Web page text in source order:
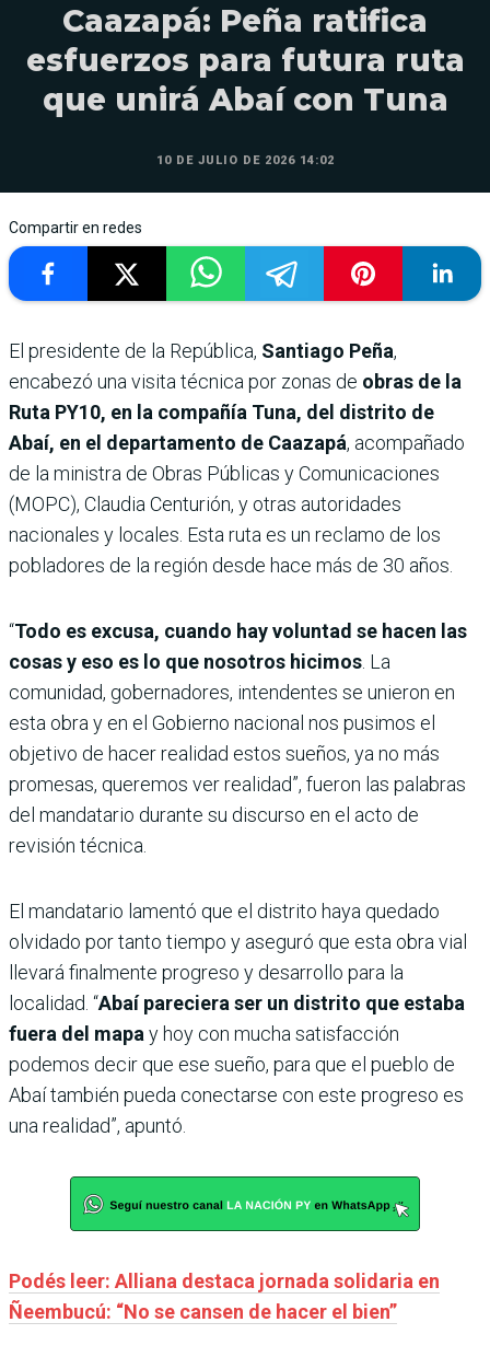
Caazapá: Peña ratifica
esfuerzos para futura ruta
que unirá Abaí con Tuna
10 DE JULIO DE 2026 14:02
Compartir en redes
El presidente de la República, Santiago Peña,
encabezó una visita técnica por zonas de obras de la
Ruta PY10, en la compañía Tuna, del distrito de
Abaí, en el departamento de Caazapá, acompañado
de la ministra de Obras Públicas y Comunicaciones
(MOPC), Claudia Centurión, y otras autoridades
nacionales y locales. Esta ruta es un reclamo de los
pobladores de la región desde hace más de 30 años.
“Todo es excusa, cuando hay voluntad se hacen las
cosas y eso es lo que nosotros hicimos . La
comunidad, gobernadores, intendentes se unieron en
esta obra y en el Gobierno nacional nos pusimos el
objetivo de hacer realidad estos sueños, ya no más
promesas, queremos ver realidad”, fueron las palabras
del mandatario durante su discurso en el acto de
revisión técnica.
El mandatario lamentó que el distrito haya quedado
olvidado por tanto tiempo y aseguró que esta obra vial
llevará finalmente progreso y desarrollo para la
localidad. “Abaí pareciera ser un distrito que estaba
fuera del mapa y hoy con mucha satisfacción
podemos decir que ese sueño, para que el pueblo de
Abaí también pueda conectarse con este progreso es
una realidad”, apuntó.
Podés leer: Alliana destaca jornada solidaria en
Ñeembucú: “No se cansen de hacer el bien”